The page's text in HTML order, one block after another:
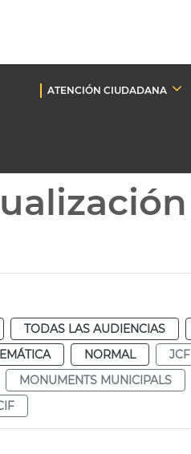
ATENCIÓN CIUDADANA
TODAS LAS AUDIENCIAS
NORMAL JCF
MONUMENTS MUNICIPALS